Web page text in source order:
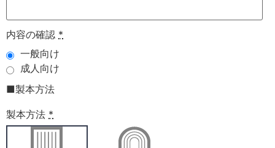
内容の確認 *
一般向け
成人向け
■製本方法
製本方法 *